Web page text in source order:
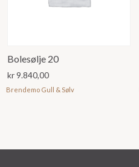
Bolesølje 20
kr9.840,00
Brendemo Gull & Sølv